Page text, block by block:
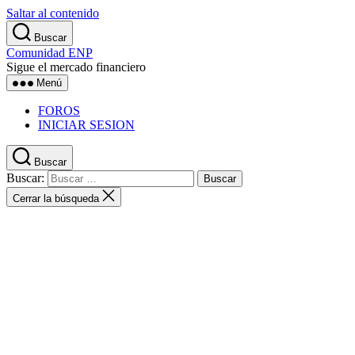
Saltar al contenido
Buscar
Comunidad ENP
Sigue el mercado financiero
Menú
FOROS
INICIAR SESION
Buscar
Buscar:
Cerrar la búsqueda